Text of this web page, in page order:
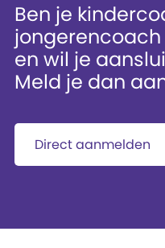
Ben je
en wil je
Meld je dan
Direct aanmelden